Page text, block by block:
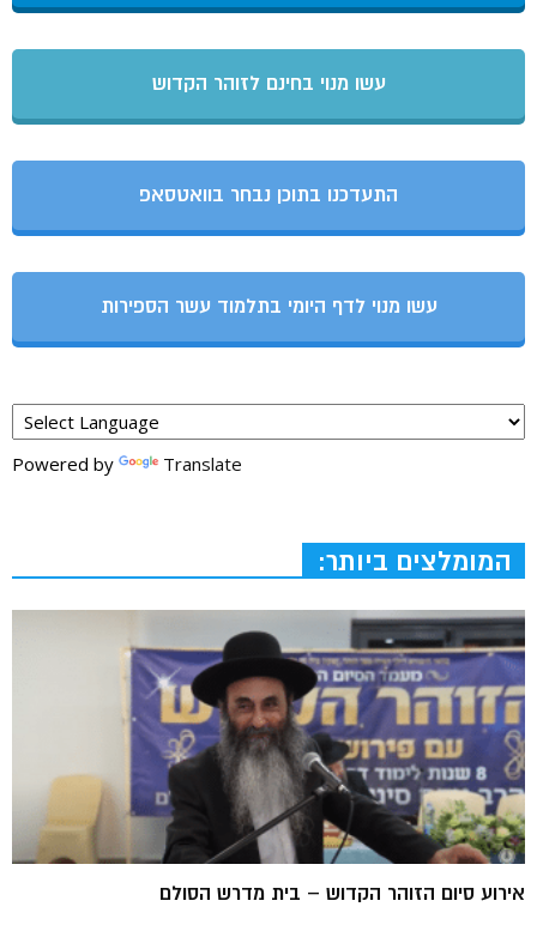
עשו מנוי בחינם לזוהר הקדוש
התעדכנו בתוכן נבחר בוואטסאפ
עשו מנוי לדף היומי בתלמוד עשר הספירות
Powered by Translate
המומלצים ביותר:
אירוע סיום הזוהר הקדוש – בית מדרש הסולם